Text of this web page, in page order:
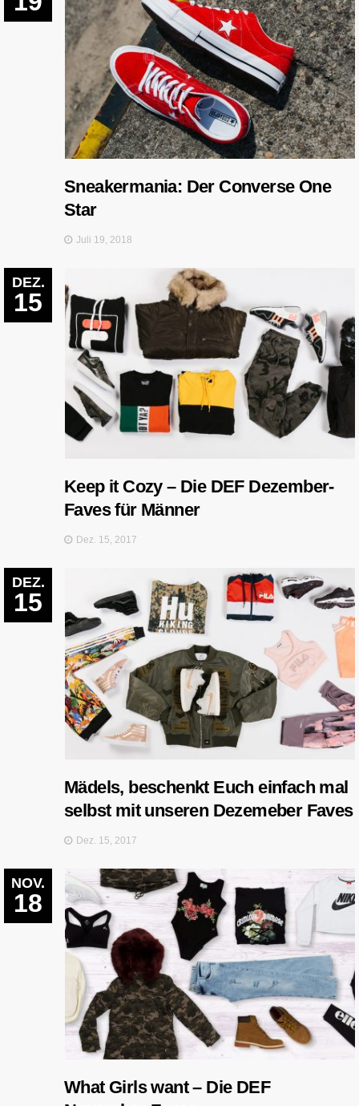
Sneakermania: Der Converse One
Star
Juli 19, 2018
DEZ.
15
Keep it Cozy – Die DEF Dezember-
Faves für Männer
Dez. 15, 2017
DEZ.
15
Mädels, beschenkt Euch einfach mal
selbst mit unseren Dezemeber Faves
Dez. 15, 2017
NOV.
18
What Girls want – Die DEF